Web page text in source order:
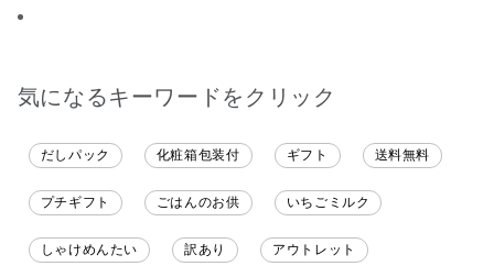
気になるキーワードをクリック
だしパック 化粧箱包装付 ギフト 送料無料
プチギフト ごはんのお供 いちごミルク
しゃけめんたい 訳あり アウトレット